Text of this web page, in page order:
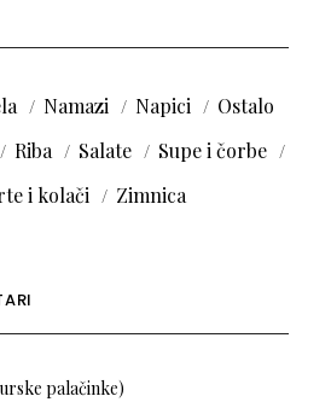
Namazi Napici
Ostalo
Riba Salate
Supe i čorbe
i kolači Zimnica
palačinke)